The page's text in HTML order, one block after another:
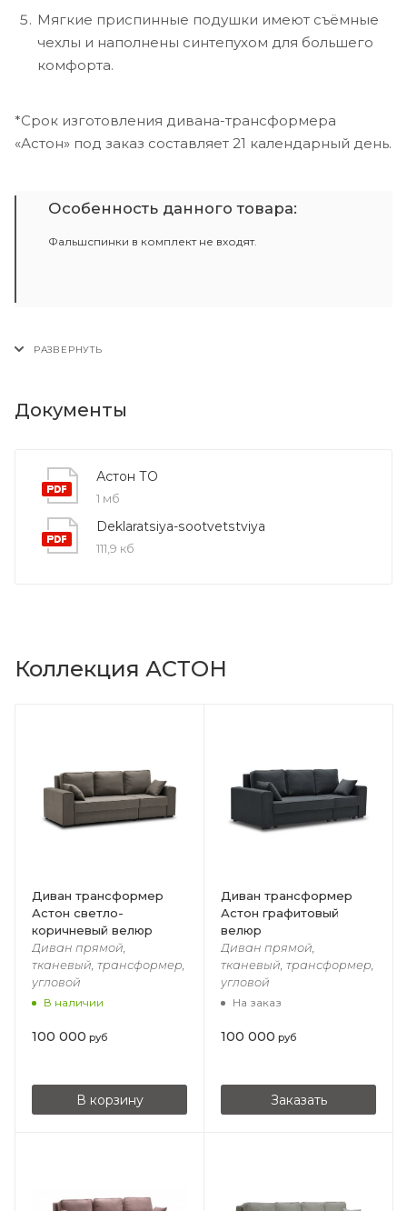
Мягкие приспинные подушки имеют съёмные
чехлы и наполнены синтепухом для большего
комфорта.
*Срок изготовления дивана-трансформера
«Астон» под заказ составляет 21 календарный день.
Особенность данного товара:
Фальшспинки в комплект не входят.
Документы
Астон ТО
1 мб
Deklaratsiya-sootvetstviya
111,9 кб
Коллекция АСТОН
Диван трансформер
Астон светло-
коричневый велюр
Диван прямой,
тканевый, трансформер,
угловой
В наличии
100 000 руб
В корзину
Диван трансформер
Астон графитовый
велюр
Диван прямой,
тканевый, трансформер,
угловой
На заказ
100 000 руб
Заказать